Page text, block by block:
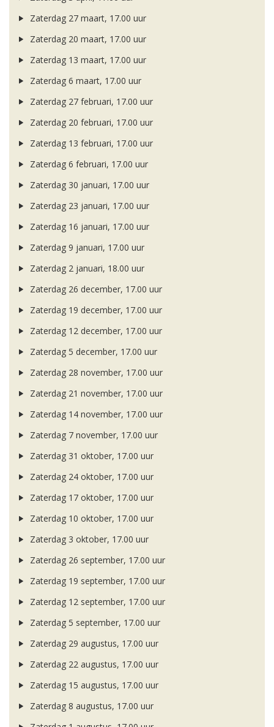
Zaterdag 27 maart, 17.00 uur
Zaterdag 20 maart, 17.00 uur
Zaterdag 13 maart, 17.00 uur
Zaterdag 6 maart, 17.00 uur
Zaterdag 27 februari, 17.00 uur
Zaterdag 20 februari, 17.00 uur
Zaterdag 13 februari, 17.00 uur
Zaterdag 6 februari, 17.00 uur
Zaterdag 30 januari, 17.00 uur
Zaterdag 23 januari, 17.00 uur
Zaterdag 16 januari, 17.00 uur
Zaterdag 9 januari, 17.00 uur
Zaterdag 2 januari, 18.00 uur
Zaterdag 26 december, 17.00 uur
Zaterdag 19 december, 17.00 uur
Zaterdag 12 december, 17.00 uur
Zaterdag 5 december, 17.00 uur
Zaterdag 28 november, 17.00 uur
Zaterdag 21 november, 17.00 uur
Zaterdag 14 november, 17.00 uur
Zaterdag 7 november, 17.00 uur
Zaterdag 31 oktober, 17.00 uur
Zaterdag 24 oktober, 17.00 uur
Zaterdag 17 oktober, 17.00 uur
Zaterdag 10 oktober, 17.00 uur
Zaterdag 3 oktober, 17.00 uur
Zaterdag 26 september, 17.00 uur
Zaterdag 19 september, 17.00 uur
Zaterdag 12 september, 17.00 uur
Zaterdag 5 september, 17.00 uur
Zaterdag 29 augustus, 17.00 uur
Zaterdag 22 augustus, 17.00 uur
Zaterdag 15 augustus, 17.00 uur
Zaterdag 8 augustus, 17.00 uur